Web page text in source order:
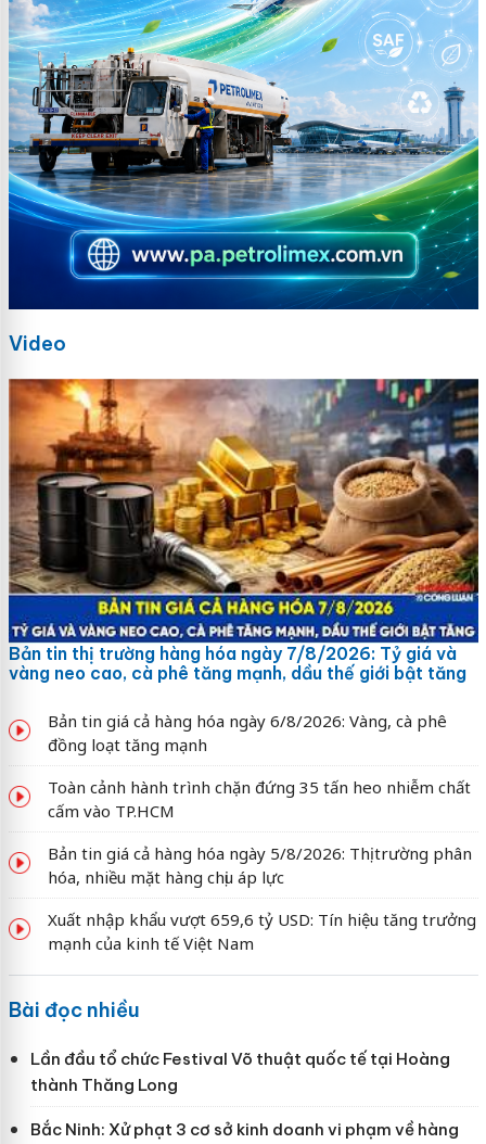
Video
Bản tin thị trường hàng hóa ngày 7/8/2026: Tỷ giá và
vàng neo cao, cà phê tăng mạnh, dầu thế giới bật tăng
Bản tin giá cả hàng hóa ngày 6/8/2026: Vàng, cà phê
đồng loạt tăng mạnh
Toàn cảnh hành trình chặn đứng 35 tấn heo nhiễm chất
cấm vào TP.HCM
Bản tin giá cả hàng hóa ngày 5/8/2026: Thị trường phân
hóa, nhiều mặt hàng chịu áp lực
Xuất nhập khẩu vượt 659,6 tỷ USD: Tín hiệu tăng trưởng
mạnh của kinh tế Việt Nam
Bài đọc nhiều
Lần đầu tổ chức Festival Võ thuật quốc tế tại Hoàng
thành Thăng Long
Bắc Ninh: Xử phạt 3 cơ sở kinh doanh vi phạm về hàng